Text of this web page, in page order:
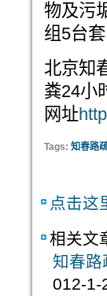
物及污
组5台
北京知
粪24小
网址
Tags: 知春路
点击这
相关文
知春
012-1-